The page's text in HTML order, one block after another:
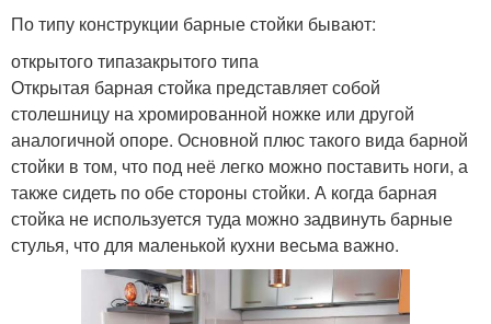
По типу конструкции барные стойки бывают:
открытого типазакрытого типа
Открытая барная стойка представляет собой
столешницу на хромированной ножке или другой
аналогичной опоре. Основной плюс такого вида барной
стойки в том, что под неё легко можно поставить ноги, а
также сидеть по обе стороны стойки. А когда барная
стойка не используется туда можно задвинуть барные
стулья, что для маленькой кухни весьма важно.